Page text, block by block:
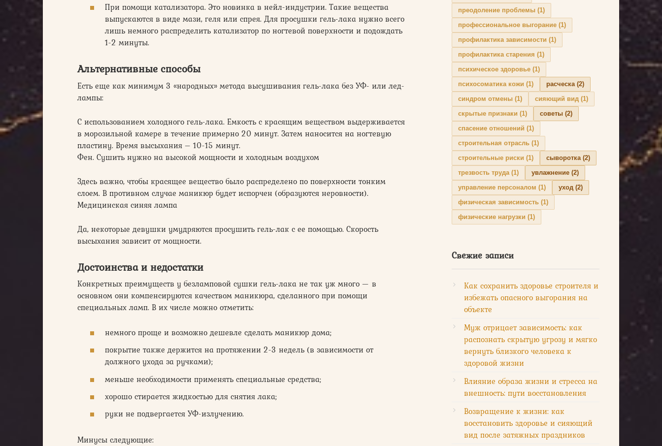
При помощи катализатора. Это новинка в нейл-индустрии. Такие вещества
выпускаются в виде мази, геля или спрея. Для просушки гель-лака нужно всего
лишь немного распределить катализатор по ногтевой поверхности и подождать
1-2 минуты.
Альтернативные способы
Есть еще как минимум 3 «народных» метода высушивания гель-лака без УФ- или лед-
лампы:
С использованием холодного гель-лака. Емкость с красящим веществом выдерживается
в морозильной камере в течение примерно 20 минут. Затем наносится на ногтевую
пластину. Время высыхания – 10-15 минут.
Фен. Сушить нужно на высокой мощности и холодным воздухом
Здесь важно, чтобы красящее вещество было распределено по поверхности тонким
слоем. В противном случае маникюр будет испорчен (образуются неровности).
Медицинская синяя лампа
Да, некоторые девушки умудряются просушить гель-лак с ее помощью. Скорость
высыхания зависит от мощности.
Достоинства и недостатки
Конкретных преимуществ у безламповой сушки гель-лака не так уж много — в
основном они компенсируются качеством маникюра, сделанного при помощи
специальных ламп. В их числе можно отметить:
немного проще и возможно дешевле сделать маникюр дома;
покрытие также держится на протяжении 2-3 недель (в зависимости от
должного ухода за ручками);
меньше необходимости применять специальные средства;
хорошо стирается жидкостью для снятия лака;
руки не подвергается УФ-излучению.
Минусы следующие:
преодоление проблемы (1)
профессиональное выгорание (1)
профилактика зависимости (1)
профилактика старения (1)
психическое здоровье (1)
психосоматика кожи (1) расческа(2)
синдром отмены (1) сияющий вид (1)
скрытые признаки (1) советы (2)
спасение отношений (1)
строительная отрасль (1)
строительные риски (1) сыворотка(2)
трезвость труда(1) увлажнение (2)
управление персоналом (1) уход (2)
физическая зависимость (1)
физические нагрузки (1)
Свежие записи
Как сохранить здоровье строителя и
избежать опасного выгорания на
объекте
Муж отрицает зависимость: как
распознать скрытую угрозу и мягко
вернуть близкого человека к
здоровой жизни
Влияние образа жизни и стресса на
внешность: пути восстановления
Возвращение к жизни: как
восстановить здоровье и сияющий
вид после затяжных праздников